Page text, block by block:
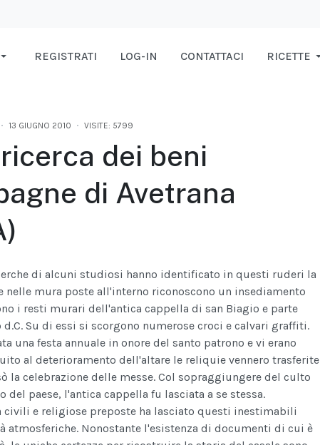
REGISTRATI LOG-IN CONTATTACI RICETTE
13 GIUGNO 2010 VISITE: 5799
dei beni
di Avetrana
di alcuni studiosi hanno identificato in questi ruderi la
nelle mura poste all'interno riconoscono un insediamento
i resti murari dell'antica cappella di san Biagio e parte
Su di essi si scorgono numerose croci e calvari graffiti.
una festa annuale in onore del santo patrono e vi erano
al deterioramento dell'altare le reliquie vennero trasferite
la celebrazione delle messe. Col sopraggiungere del culto
del paese, l'antica cappella fu lasciata a se stessa.
e religiose preposte ha lasciato questi inestimabili
atmosferiche. Nonostante l'esistenza di documenti di cui è